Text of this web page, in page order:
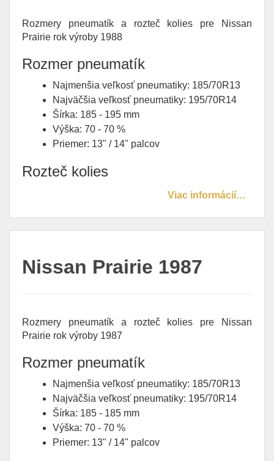
Rozmery pneumatík a rozteč kolies pre Nissan
Prairie rok výroby 1988
Rozmer pneumatík
Najmenšia veľkosť pneumatiky: 185/70R13
Najväčšia veľkosť pneumatiky: 195/70R14
Šírka: 185 - 195 mm
Výška: 70 - 70 %
Priemer: 13" / 14" palcov
Rozteč kolies
Viac informácií…
Nissan Prairie 1987
Rozmery pneumatík a rozteč kolies pre Nissan
Prairie rok výroby 1987
Rozmer pneumatík
Najmenšia veľkosť pneumatiky: 185/70R13
Najväčšia veľkosť pneumatiky: 195/70R14
Šírka: 185 - 185 mm
Výška: 70 - 70 %
Priemer: 13" / 14" palcov